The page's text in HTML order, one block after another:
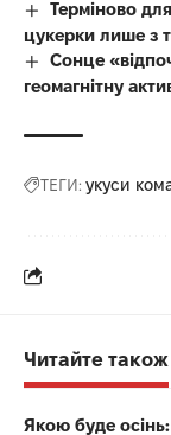
Терміново
цукерки лише з
Сонце
геомагнітну
ТЕГИ: укуси
Читайте також
Якою буде